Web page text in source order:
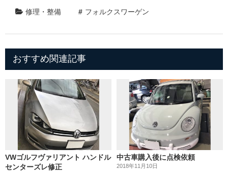
修理・整備 フォルクスワーゲン
おすすめ関連記事
VWゴルフヴァリアント ハンドル
センターズレ修正
中古車購入後に点検依頼
2018年11月10日